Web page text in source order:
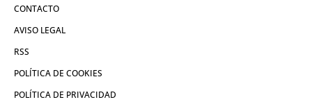
CONTACTO
AVISO LEGAL
RSS
POLÍTICA DE COOKIES
POLÍTICA DE PRIVACIDAD